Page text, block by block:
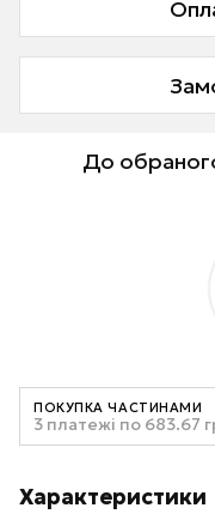
До
ПОКУПКА ЧАСТИНАМИ
3 платежі по 683.67
Характеристики